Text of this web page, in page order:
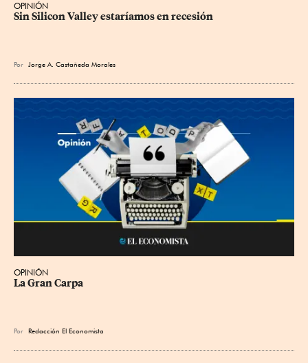
OPINIÓN
Sin Silicon Valley estaríamos en recesión
Por Jorge A. Castañeda Morales
OPINIÓN
La Gran Carpa
Por Redacción El Economista